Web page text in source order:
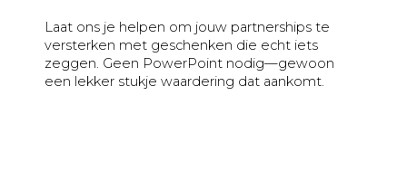
Laat ons je helpen om jouw partnerships te
versterken met geschenken die echt iets
zeggen. Geen PowerPoint nodig—gewoon
een lekker stukje waardering dat aankomt.